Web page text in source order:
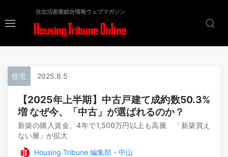
住生活産業総合情報ウェブマガジン
住宅 2025.8.5
【2025年上半期】中古戸建て成約数50.3%
増 なぜ今、「中古」が選ばれるのか？
新築の購入資金、4年で1,500万円以上も高騰 「新築買え
ない層」が拡大
Housing Tribune 編集部・中山